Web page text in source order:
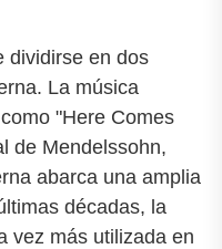
dividirse en dos
La música
"Here Comes
de Mendelssohn,
abarca una amplia
décadas, la
vez más utilizada en